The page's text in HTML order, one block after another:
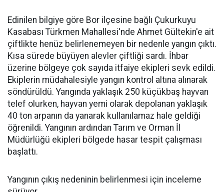
Edinilen bilgiye göre Bor ilçesine bağlı Çukurkuyu
Kasabası Türkmen Mahallesi'nde Ahmet Gültekin'e ait
çiftlikte henüz belirlenemeyen bir nedenle yangın çıktı.
Kısa sürede büyüyen alevler çiftliği sardı. İhbar
üzerine bölgeye çok sayıda itfaiye ekipleri sevk edildi.
Ekiplerin müdahalesiyle yangın kontrol altına alınarak
söndürüldü. Yangında yaklaşık 250 küçükbaş hayvan
telef olurken, hayvan yemi olarak depolanan yaklaşık
40 ton arpanın da yanarak kullanılamaz hale geldiği
öğrenildi. Yangının ardından Tarım ve Orman İl
Müdürlüğü ekipleri bölgede hasar tespit çalışması
başlattı.
Yangının çıkış nedeninin belirlenmesi için inceleme